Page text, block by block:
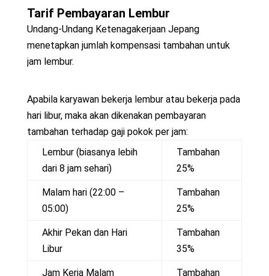
Tarif Pembayaran Lembur
Undang-Undang Ketenagakerjaan Jepang
menetapkan jumlah kompensasi tambahan untuk
jam lembur.
Apabila karyawan bekerja lembur atau bekerja pada
hari libur, maka akan dikenakan pembayaran
tambahan terhadap gaji pokok per jam:
Lembur (biasanya lebih
dari 8 jam sehari)
Tambahan
25%
Malam hari (22:00 –
05:00)
Tambahan
25%
Akhir Pekan dan Hari
Libur
Tambahan
35%
Jam Kerja Malam Tambahan